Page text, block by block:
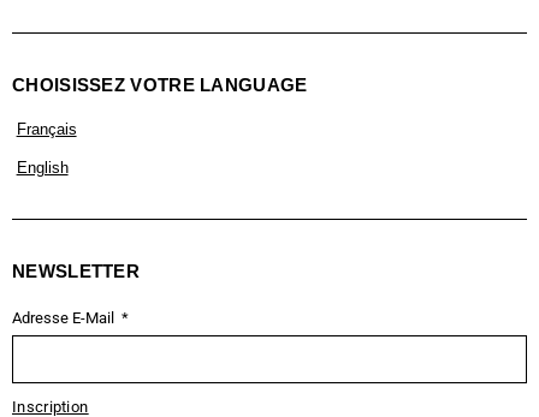
CHOISISSEZ VOTRE LANGUAGE
Français
English
NEWSLETTER
Adresse E-Mail
Inscription